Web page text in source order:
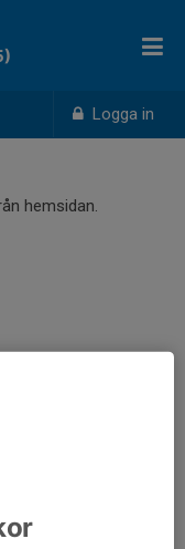
Logga in
hemsidan.